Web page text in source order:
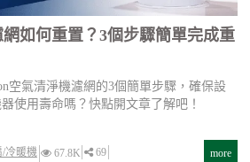
如何重置？3個步驟簡單完成重
空氣清淨機濾網的3個簡單步驟，確保設
使用壽命嗎？快點開文章了解吧！
冷暖機 67.8K 69 more